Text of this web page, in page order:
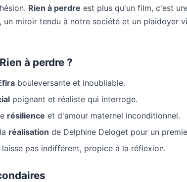
Rien à perdre est plus qu'un film, c'est
un miroir tendu à notre société et un plaidoyer
à perdre ?
bouleversante et inoubliable.
poignant et réaliste qui interroge.
résilience et d'amour maternel inconditionnel.
réalisation de Delphine Deloget pour un
pas indifférent, propice à la réflexion.